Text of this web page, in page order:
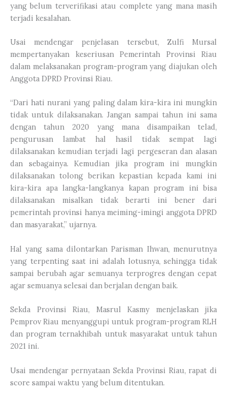
yang belum terverifikasi atau complete yang mana masih
terjadi kesalahan.
Usai mendengar penjelasan tersebut, Zulfi Mursal
mempertanyakan keseriusan Pemerintah Provinsi Riau
dalam melaksanakan program-program yang diajukan oleh
Anggota DPRD Provinsi Riau.
“Dari hati nurani yang paling dalam kira-kira ini mungkin
tidak untuk dilaksanakan. Jangan sampai tahun ini sama
dengan tahun 2020 yang mana disampaikan telad,
pengurusan lambat hal hasil tidak sempat lagi
dilaksanakan kemudian terjadi lagi pergeseran dan alasan
dan sebagainya. Kemudian jika program ini mungkin
dilaksanakan tolong berikan kepastian kepada kami ini
kira-kira apa langka-langkanya kapan program ini bisa
dilaksanakan misalkan tidak berarti ini bener dari
pemerintah provinsi hanya meiming-imingi anggota DPRD
dan masyarakat,” ujarnya.
Hal yang sama dilontarkan Parisman Ihwan, menurutnya
yang terpenting saat ini adalah lotusnya, sehingga tidak
sampai berubah agar semuanya terprogres dengan cepat
agar semuanya selesai dan berjalan dengan baik.
Sekda Provinsi Riau, Masrul Kasmy menjelaskan jika
Pemprov Riau menyanggupi untuk program-program RLH
dan program ternakhibah untuk masyarakat untuk tahun
2021 ini.
Usai mendengar pernyataan Sekda Provinsi Riau, rapat di
score sampai waktu yang belum ditentukan.